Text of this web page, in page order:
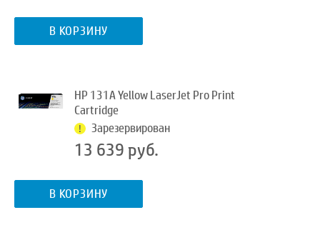
В КОРЗИНУ
HP 131A Yellow LaserJet Pro Print
Cartridge
Зарезервирован
13 639 руб.
В КОРЗИНУ